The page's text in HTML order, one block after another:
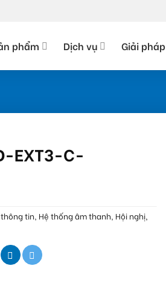
phẩm Dịch vụ Giải pháp
EXT3-C-
tin, Hệ thống âm thanh, Hội nghị,